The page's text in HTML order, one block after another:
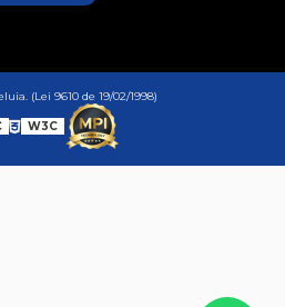
(Lei 9610 de 19/02/1998)
W3C